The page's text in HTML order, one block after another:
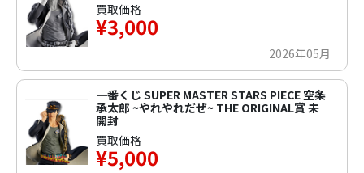
買取価格
¥3,000
2026年05月
一番くじ SUPER MASTER STARS PIECE 空条
承太郎 ~やれやれだぜ~ THE ORIGINAL賞 未
開封
買取価格
¥5,000